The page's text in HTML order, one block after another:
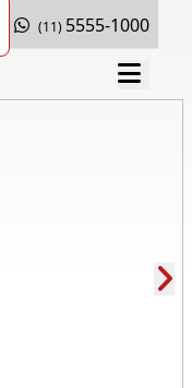
(11) 5555-1000